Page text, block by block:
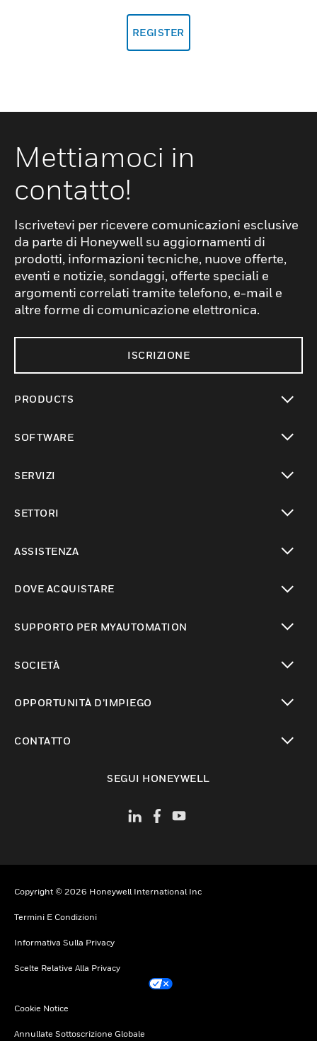
REGISTER
Mettiamoci in
contatto!
Iscrivetevi per ricevere comunicazioni esclusive
da parte di Honeywell su aggiornamenti di
prodotti, informazioni tecniche, nuove offerte,
eventi e notizie, sondaggi, offerte speciali e
argomenti correlati tramite telefono, e-mail e
altre forme di comunicazione elettronica.
ISCRIZIONE
PRODUCTS
SOFTWARE
SERVIZI
SETTORI
ASSISTENZA
DOVE ACQUISTARE
SUPPORTO PER MYAUTOMATION
SOCIETÀ
OPPORTUNITÀ D’IMPIEGO
CONTATTO
SEGUI HONEYWELL
Copyright © 2026 Honeywell International Inc
Termini E Condizioni
Informativa Sulla Privacy
Scelte Relative Alla Privacy
Cookie Notice
Annullate Sottoscrizione Globale